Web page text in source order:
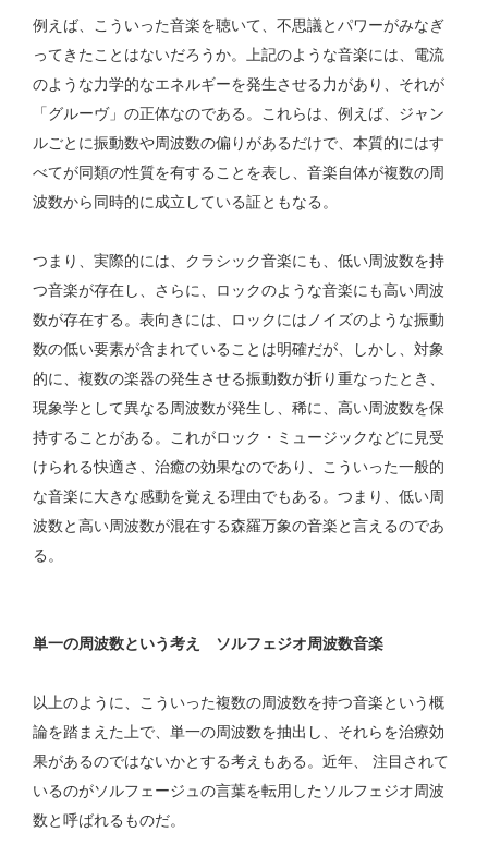
例えば、こういった音楽を聴いて、不思議とパワーがみなぎ
ってきたことはないだろうか。上記のような音楽には、電流
のような力学的なエネルギーを発生させる力があり、それが
「グルーヴ」の正体なのである。これらは、例えば、ジャン
ルごとに振動数や周波数の偏りがあるだけで、本質的にはす
べてが同類の性質を有することを表し、音楽自体が複数の周
波数から同時的に成立している証ともなる。
つまり、実際的には、クラシック音楽にも、低い周波数を持
つ音楽が存在し、さらに、ロックのような音楽にも高い周波
数が存在する。表向きには、ロックにはノイズのような振動
数の低い要素が含まれていることは明確だが、しかし、対象
的に、複数の楽器の発生させる振動数が折り重なったとき、
現象学として異なる周波数が発生し、稀に、高い周波数を保
持することがある。これがロック・ミュージックなどに見受
けられる快適さ、治癒の効果なのであり、こういった一般的
な音楽に大きな感動を覚える理由でもある。つまり、低い周
波数と高い周波数が混在する森羅万象の音楽と言えるのであ
る。
単一の周波数という考え ソルフェジオ周波数音楽
以上のように、こういった複数の周波数を持つ音楽という概
論を踏まえた上で、単一の周波数を抽出し、それらを治療効
果があるのではないかとする考えもある。近年、 注目されて
いるのがソルフェージュの言葉を転用したソルフェジオ周波
数と呼ばれるものだ。